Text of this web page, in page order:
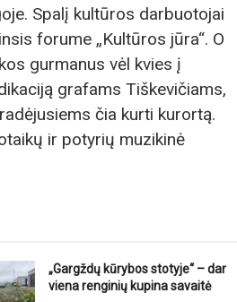
Spalį kultūros darbuotojai
forume „Kultūros jūra“. O
gurmanus vėl kvies į
grafams Tiškevičiams,
čia kurti kurortą.
ir potyrių muzikinė
„Gargždų kūrybos stotyje“ – dar
viena renginių kupina savaitė